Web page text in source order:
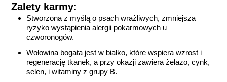
Zalety karmy:
Stworzona z myślą o psach wrażliwych, zmniejsza
ryzyko wystąpienia alergii pokarmowych u
czworonogów.
Wołowina bogata jest w białko, które wspiera wzrost i
regenerację tkanek, a przy okazji zawiera żelazo, cynk,
selen, i witaminy z grupy B.